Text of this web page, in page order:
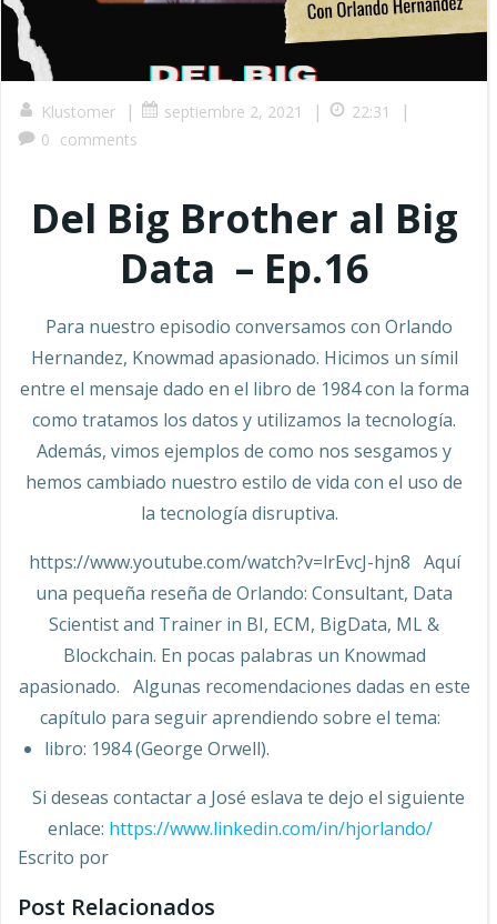
Klustomer | septiembre 2, 2021 | 22:31 |
0 comments
Del Big Brother al Big
Data – Ep.16
Para nuestro episodio conversamos con Orlando
Hernandez, Knowmad apasionado. Hicimos un símil
entre el mensaje dado en el libro de 1984 con la forma
como tratamos los datos y utilizamos la tecnología.
Además, vimos ejemplos de como nos sesgamos y
hemos cambiado nuestro estilo de vida con el uso de
la tecnología disruptiva.
https://www.youtube.com/watch?v=lrEvcJ-hjn8 Aquí
una pequeña reseña de Orlando: Consultant, Data
Scientist and Trainer in BI, ECM, BigData, ML &
Blockchain. En pocas palabras un Knowmad
apasionado. Algunas recomendaciones dadas en este
capítulo para seguir aprendiendo sobre el tema:
libro: 1984 (George Orwell).
Si deseas contactar a José eslava te dejo el siguiente
enlace: https://www.linkedin.com/in/hjorlando/
Escrito por
Post Relacionados